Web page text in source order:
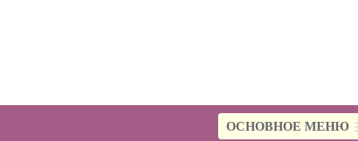
ОСНОВНОЕ МЕНЮ